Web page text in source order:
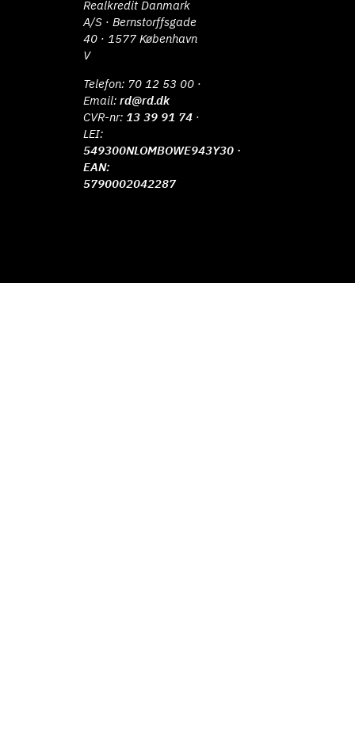
Realkredit Danmark
A/S · Bernstorffsgade
40 · 1577 København
V
Telefon: 70 12 53 00 ·
Email:rd@rd.dk
CVR-nr: 13 39 91 74 ·
LEI:
549300NLOMBOWE943Y30 ·
EAN:
5790002042287